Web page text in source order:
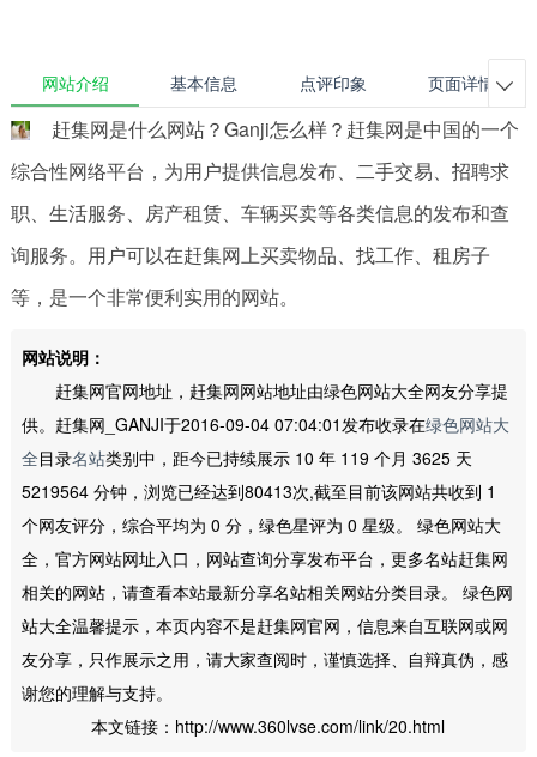
网站介绍 基本信息 点评印象 页面详情 
赶集网是什么网站？Ganji怎么样？赶集网是中国的一个
综合性网络平台，为用户提供信息发布、二手交易、招聘求
职、生活服务、房产租赁、车辆买卖等各类信息的发布和查
询服务。用户可以在赶集网上买卖物品、找工作、租房子
等，是一个非常便利实用的网站。
网站说明：
赶集网官网地址，赶集网网站地址由绿色网站大全网友分享提
供。赶集网_GANJI于2016-09-04 07:04:01发布收录在绿色网站大
全目录名站类别中，距今已持续展示 10 年 119 个月 3625 天
5219564 分钟，浏览已经达到80413次,截至目前该网站共收到 1
个网友评分，综合平均为 0 分，绿色星评为 0 星级。 绿色网站大
全，官方网站网址入口，网站查询分享发布平台，更多名站赶集网
相关的网站，请查看本站最新分享名站相关网站分类目录。 绿色网
站大全温馨提示，本页内容不是赶集网官网，信息来自互联网或网
友分享，只作展示之用，请大家查阅时，谨慎选择、自辩真伪，感
谢您的理解与支持。
本文链接：http://www.360lvse.com/link/20.html